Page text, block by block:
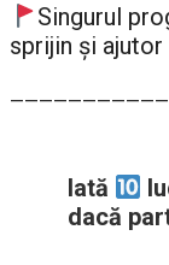
Singurul
sprijin şi
Iată
dacă